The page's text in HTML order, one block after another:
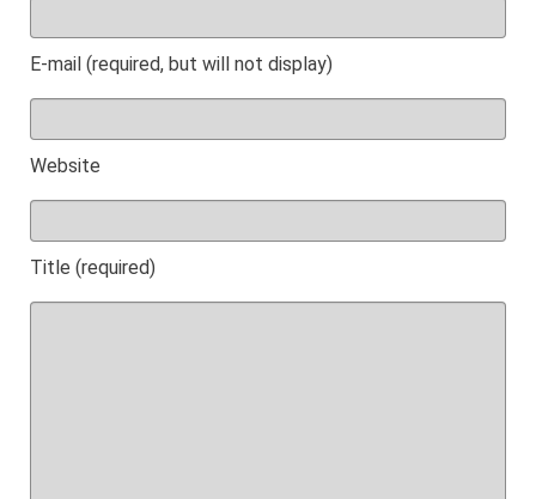
E-mail (required, but will not display)
Website
Title (required)